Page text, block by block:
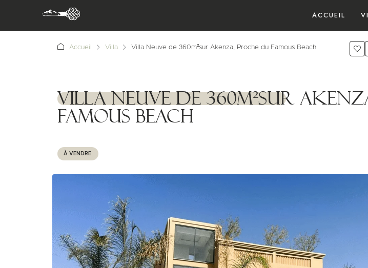
ACCUEIL
Accueil Villa Villa Neuve de 360m²sur Akenza, Proche du Famous Beach
1111111
Villa Neuve de 360m²sur
Famous Beach
À VENDRE